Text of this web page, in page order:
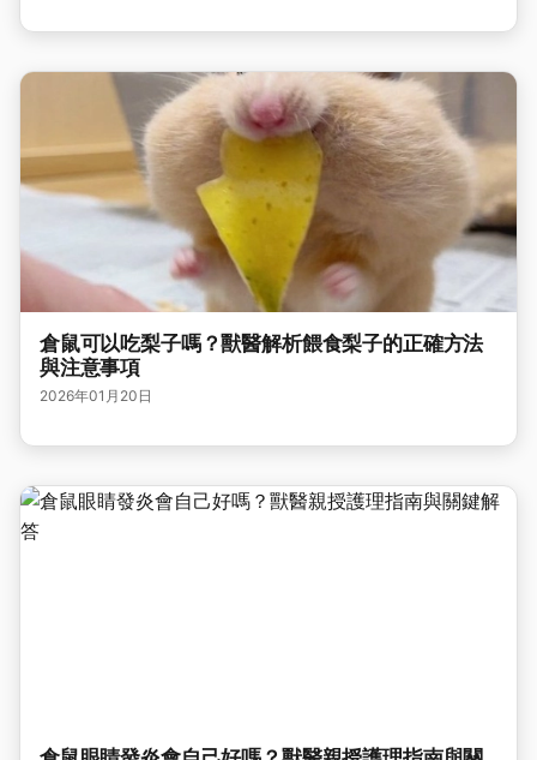
倉鼠可以吃梨子嗎？獸醫解析餵食梨子的正確方法
與注意事項
2026年01月20日